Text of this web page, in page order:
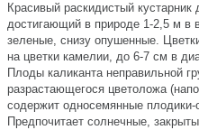
Красивый раскидистый кустарник
достигающий в природе 1-2,5 м в
зеленые, снизу опушенные.
на цветки камелии, до 6-7 см в
Плоды каликанта неправильной
разрастающегося цветоложа
содержит односемянные
Предпочитает солнечные,